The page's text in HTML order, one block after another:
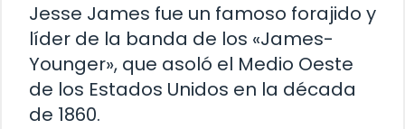
Jesse James fue un famoso forajido y
líder de la banda de los «James-
Younger», que asoló el Medio Oeste
de los Estados Unidos en la década
de 1860.